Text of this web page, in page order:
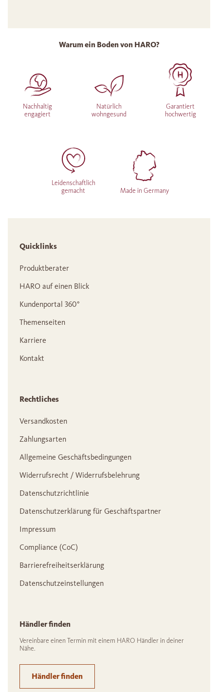
Warum ein Boden von HARO?
Nachhaltig
engagiert
Natürlich
wohngesund
Garantiert
hochwertig
Leidenschaftlich
gemacht
Made in Germany
Quicklinks
Produktberater
HARO auf einen Blick
Kundenportal 360°
Themenseiten
Karriere
Kontakt
Rechtliches
Versandkosten
Zahlungsarten
Allgemeine Geschäftsbedingungen
Widerrufsrecht / Widerrufsbelehrung
Datenschutzrichtlinie
Datenschutzerklärung für Geschäftspartner
Impressum
Compliance (CoC)
Barrierefreiheitserklärung
Datenschutzeinstellungen
Händler finden
Vereinbare einen Termin mit einem HARO Händler in deiner
Nähe.
Händler finden